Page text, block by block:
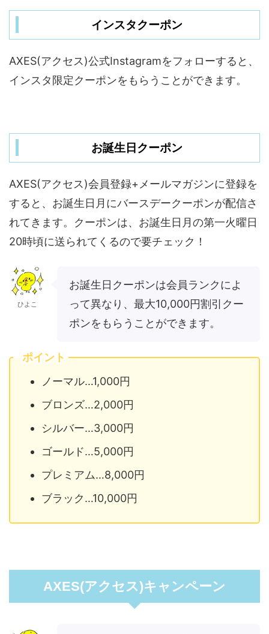
インスタクーポン
AXES(アクセス)公式Instagramをフォローすると、
インスタ限定クーポンをもらうことができます。
お誕生日クーポン
AXES(アクセス)会員登録+メールマガジンに登録を
すると、お誕生日月にバースデークーポンが配信さ
れてきます。クーポンは、お誕生日月の第一火曜日
20時頃に送られてくるので要チェック！
ひよこ
お誕生日クーポンは会員ランクによ
って異なり、最大10,000円割引クー
ポンをもらうことができます。
ポイント
ノーマル…1,000円
ブロンズ…2,000円
シルバー…3,000円
ゴールド…5,000円
プレミアム…8,000円
ブラック…10,000円
AXES(アクセス)キャンペーン